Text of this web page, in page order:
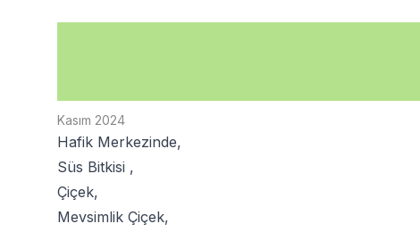
Kasım 2024
Hafik Merkezinde,
Süs Bitkisi ,
Çiçek,
Mevsimlik Çiçek,